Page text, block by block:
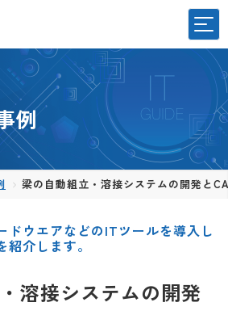
例
梁の自動組立・溶接システムの開発と
ドウエアなどのITツールを導入し
介します。
溶接システムの開発